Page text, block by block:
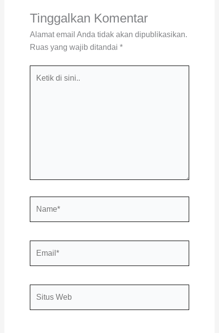
Tinggalkan Komentar
Alamat email Anda tidak akan dipublikasikan.
Ruas yang wajib ditandai *